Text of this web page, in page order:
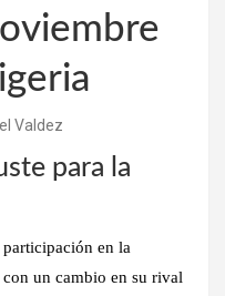
Valdez
para la
en la
un cambio en su rival